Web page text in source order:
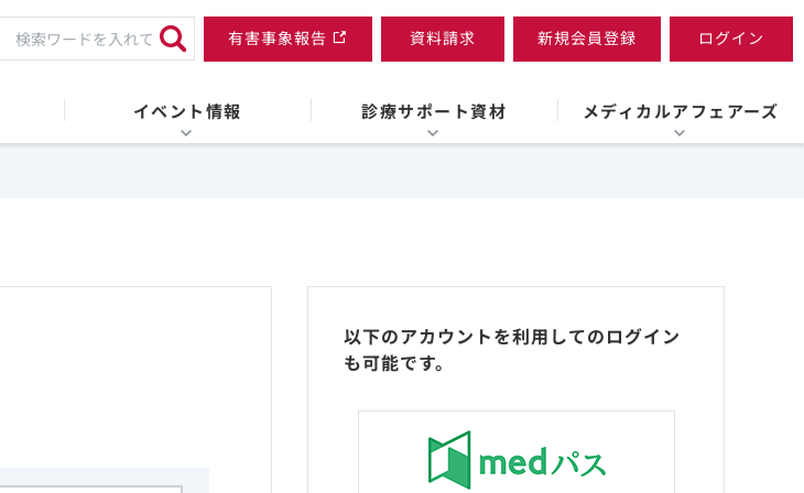
有害事象報告 資料請求 新規会員登録 ログイン
イベント情報 診療サポート資材 メディカルアフェアーズ
以下のアカウントを利用してのログイン
も可能です。